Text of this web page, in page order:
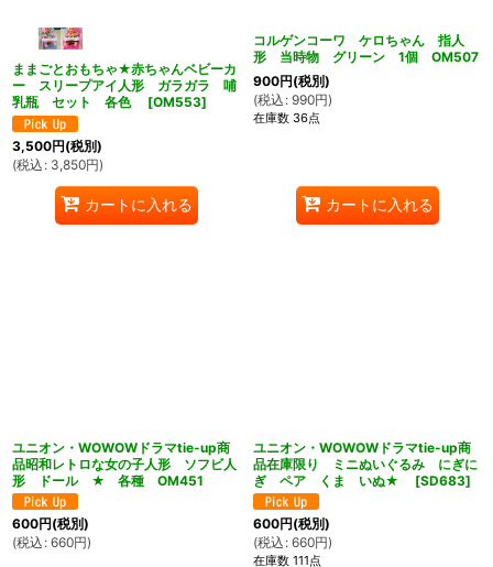
ままごとおもちゃ★赤ちゃんベビーカ
ー スリープアイ人形 ガラガラ 哺
乳瓶 セット 各色
[OM553]
3,500円(税別)
(税込 : 3,850円)
カートに入れる
コルゲンコーワ ケロちゃん 指人
形 当時物 グリーン 1個 OM507
900円(税別)
(税込 : 990円)
在庫数 36点
カートに入れる
ユニオン・WOWOWドラマtie-up商
品昭和レトロな女の子人形 ソフビ人
形 ドール ★ 各種 OM451
600円(税別)
(税込 : 660円)
ユニオン・WOWOWドラマtie-up商
品在庫限り ミニぬいぐるみ にぎに
ぎ ペア くま いぬ★
[SD683]
600円(税別)
(税込 : 660円)
在庫数 111点